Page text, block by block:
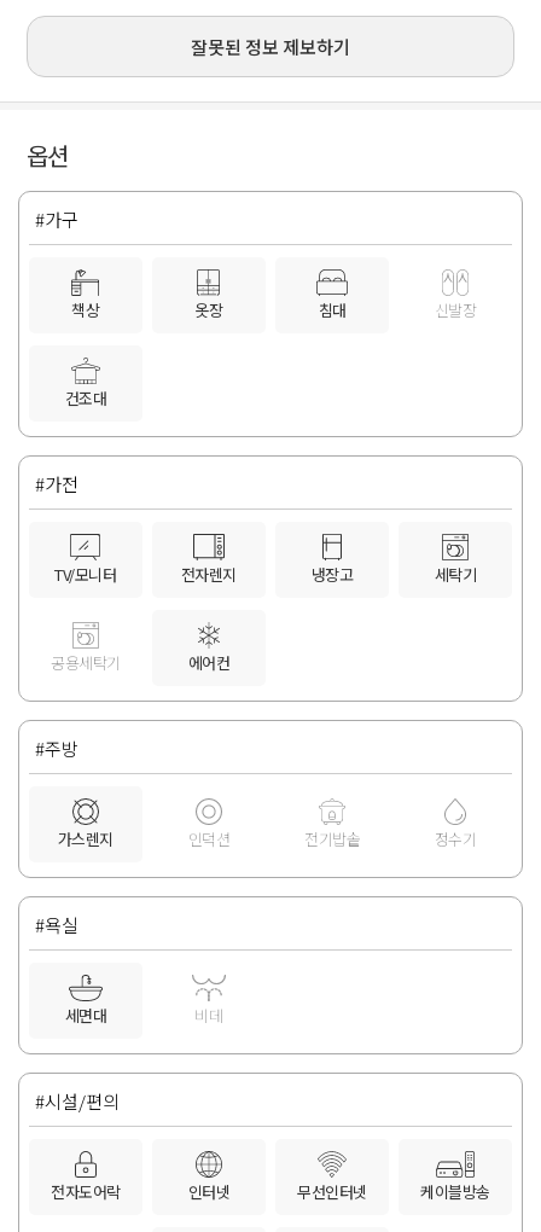
잘못된 정보 제보하기
옵션
#가구
책상 옷장 침대 신발장
건조대
#가전
TV/모니터 전자렌지 냉장고 세탁기
공용세탁기 에어컨
#주방
가스렌지 인덕션 전기밥솥 정수기
#욕실
세면대 비데
#시설/편의
전자도어락 인터넷 무선인터넷 케이블방송